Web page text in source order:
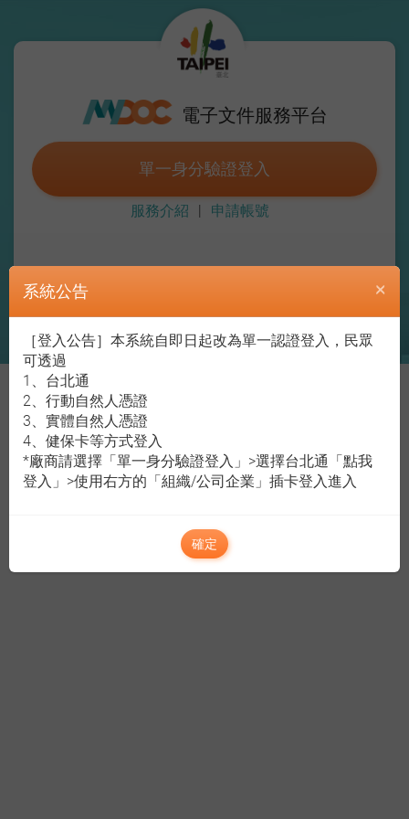
×
系統公告
［登入公告］本系統自即日起改為單一認證登入，民眾
可透過
1、台北通
2、行動自然人憑證
3、實體自然人憑證
4、健保卡等方式登入
*廠商請選擇「單一身分驗證登入」>選擇台北通「點我
登入」>使用右方的「組織/公司企業」插卡登入進入
確定
臺
北
市
政
電子文件服務平台
單一身分驗證登入
服務介紹 | 申請帳號
權所有 ​